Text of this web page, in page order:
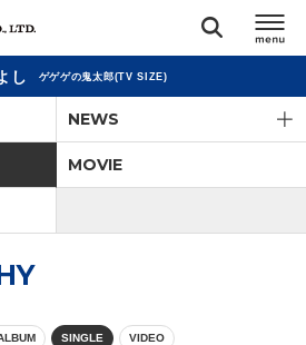
閉じる
し ゲゲゲの鬼太郎(TV SIZE)
NEWS
MOVIE
SINGLE VIDEO